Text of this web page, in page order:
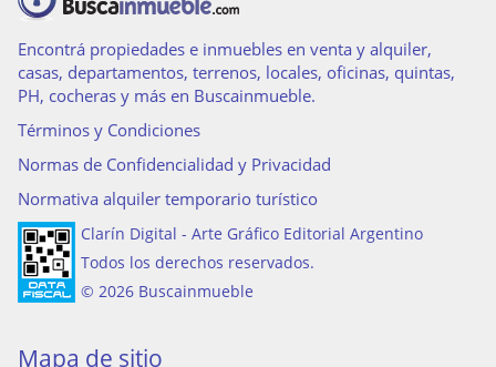
Encontrá propiedades e inmuebles en venta y alquiler,
casas, departamentos, terrenos, locales, oficinas, quintas,
PH, cocheras y más en Buscainmueble.
Términos y Condiciones
Normas de Confidencialidad y Privacidad
Normativa alquiler temporario turístico
Clarín Digital - Arte Gráfico Editorial Argentino
Todos los derechos reservados.
© 2026 Buscainmueble
Mapa de sitio